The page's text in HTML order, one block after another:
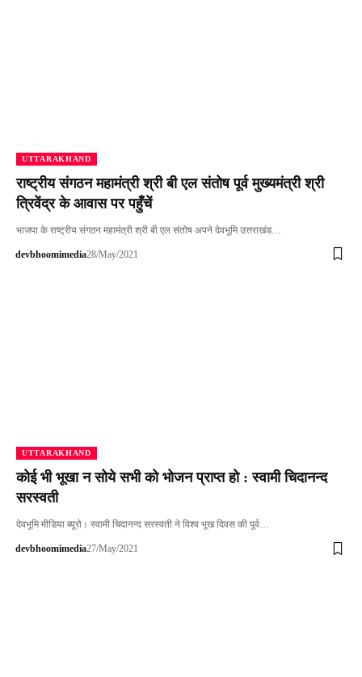
UTTARAKHAND
राष्ट्रीय संगठन महामंत्री श्री बी एल संतोष पूर्व मुख्यमंत्री श्री
त्रिवेंद्र के आवास पर पहुँचें
भाजपा के राष्ट्रीय संगठन महामंत्री श्री बी एल संतोष अपने देवभूमि उत्तराखंड…
devbhoomimedia28/May/2021
UTTARAKHAND
कोई भी भूखा न सोये सभी को भोजन प्राप्त हो : स्वामी चिदानन्द
सरस्वती
देवभूमि मीडिया ब्यूरो। स्वामी चिदानन्द सरस्वती ने विश्व भूख दिवस की पूर्व…
devbhoomimedia27/May/2021